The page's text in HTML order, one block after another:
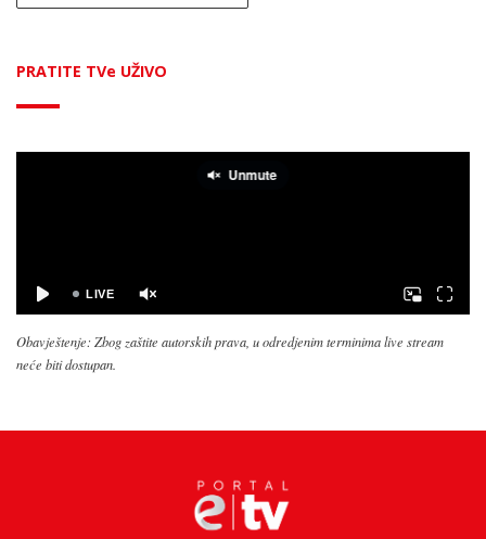
PRATITE TVe UŽIVO
Obavještenje: Zbog zaštite autorskih prava, u odredjenim terminima live stream
neće biti dostupan.